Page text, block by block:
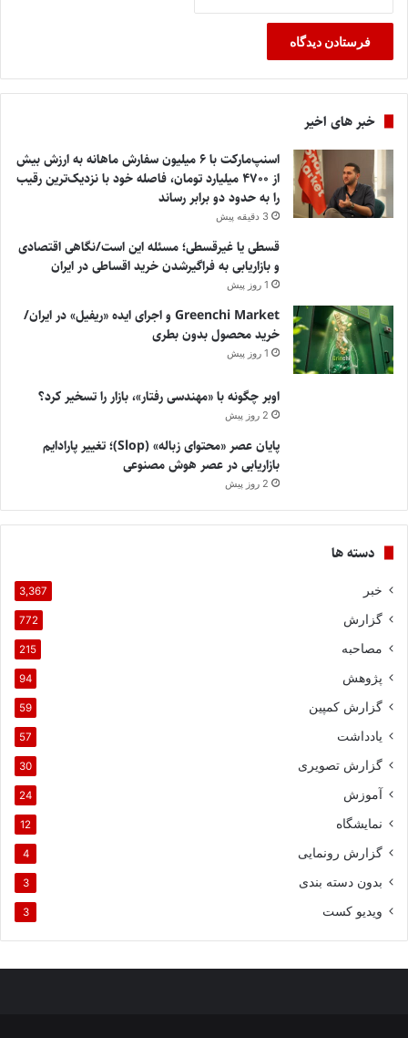
خبر های اخیر
اسنپ‌مارکت با ۶ میلیون سفارش ماهانه به ارزش بیش
از ۴۷۰۰ میلیارد تومان، فاصله خود با نزدیک‌ترین رقیب
را به حدود دو برابر رساند
3 دقیقه پیش
قسطی یا غیرقسطی؛ مسئله این است/نگاهی اقتصادی
و بازاریابی به فراگیرشدن خرید اقساطی در ایران
1 روز پیش
Greenchi Market و اجرای ایده «ریفیل» در ایران/
خرید محصول بدون بطری
1 روز پیش
اوبر چگونه با «مهندسی رفتار»، بازار را تسخیر کرد؟
2 روز پیش
پایان عصر «محتوای زباله» (Slop)؛ تغییر پارادایم
بازاریابی در عصر هوش مصنوعی
2 روز پیش
دسته ها
خبر 3,367
گزارش 772
مصاحبه 215
پژوهش 94
گزارش کمپین 59
یادداشت 57
گزارش تصویری 30
آموزش 24
نمایشگاه 12
گزارش رونمایی 4
بدون دسته بندی 3
ویدیو کست 3